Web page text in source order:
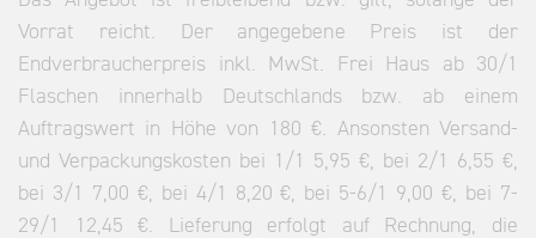
Vorrat reicht. Der angegebene Preis ist der
Endverbraucherpreis inkl. MwSt. Frei Haus ab 30/1
Flaschen innerhalb Deutschlands bzw. ab einem
Auftragswert in Höhe von 180 €. Ansonsten Versand-
und Verpackungskosten bei 1/1 5,95 €, bei 2/1 6,55 €,
bei 3/1 7,00 €, bei 4/1 8,20 €, bei 5-6/1 9,00 €, bei 7-
29/1 12,45 €. Lieferung erfolgt auf Rechnung, die